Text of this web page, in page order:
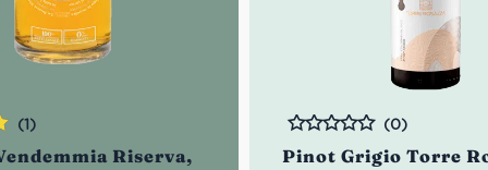
Riserva,
(1)
Pinot Grigio Torre
Bewertet
(0)